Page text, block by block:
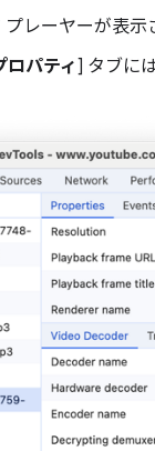
レーヤーが表示
ロパティ ] タブに